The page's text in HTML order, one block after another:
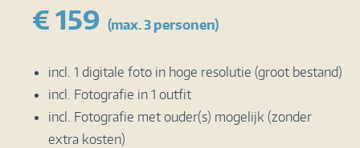
€ 159 (max. 3 personen)
incl. 1 digitale foto in hoge resolutie (groot bestand)
incl. Fotografie in 1 outfit
incl. Fotografie met ouder(s) mogelijk (zonder
extra kosten)